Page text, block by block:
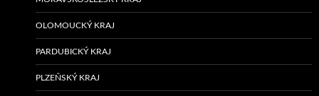
OLOMOUCKÝ KRAJ
PARDUBICKÝ KRAJ
PLZEŇSKÝ KRAJ